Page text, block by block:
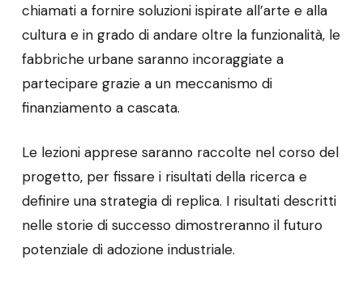
chiamati a fornire soluzioni ispirate all’arte e alla
cultura e in grado di andare oltre la funzionalità, le
fabbriche urbane saranno incoraggiate a
partecipare grazie a un meccanismo di
finanziamento a cascata.
Le lezioni apprese saranno raccolte nel corso del
progetto, per fissare i risultati della ricerca e
definire una strategia di replica. I risultati descritti
nelle storie di successo dimostreranno il futuro
potenziale di adozione industriale.